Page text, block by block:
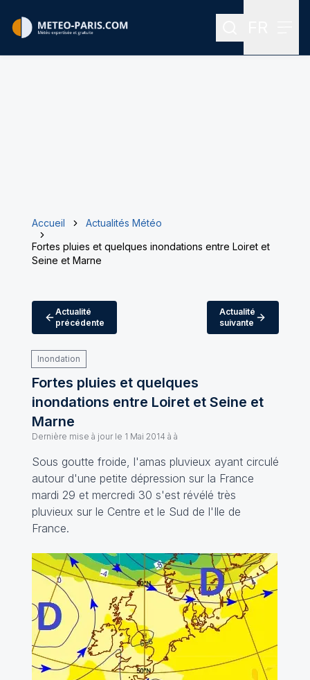
Rechercher
Accueil
Actualités Météo
Fortes pluies et quelques inondations entre Loiret et
Seine et Marne
Actualité
précédente
Actualité
suivante
Inondation
Fortes pluies et quelques
inondations entre Loiret et Seine et
Marne
Dernière mise à jour le 1 Mai 2014 à à
Sous goutte froide, l'amas pluvieux ayant circulé
autour d'une petite dépression sur la France
mardi 29 et mercredi 30 s'est révélé très
pluvieux sur le Centre et le Sud de l'Ile de
France.